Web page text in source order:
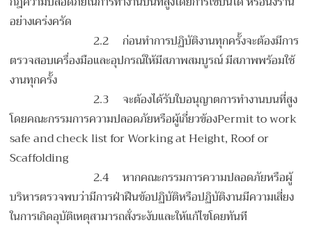
อย่างเคร่งครัด
2.2 ก่อนทำการปฏิบัติงานทุกครั้งจะต้องมีการ
ตรวจสอบเครื่องมือและอุปกรณ์ให้มีสภาพสมบูรณ์ มีสภาพพร้อมใช้
งานทุกครั้ง
2.3 จะต้องได้รับใบอนุญาตการทำงานบนที่สูง
โดยคณะกรรมการความปลอดภัยหรือผู้เกี่ยวข้องPermit to work
safe and check list for Working at Height, Roof or
Scaffolding
2.4 หากคณะกรรมการความปลอดภัยหรือผู้
บริหารตรวจพบว่ามีการฝ่าฝืนข้อปฏิบัติหรือปฏิบัติงานมีความเสี่ยง
ในการเกิดอุบัติเหตุสามารถสั่งระงับและให้แก้ไขโดยทันที